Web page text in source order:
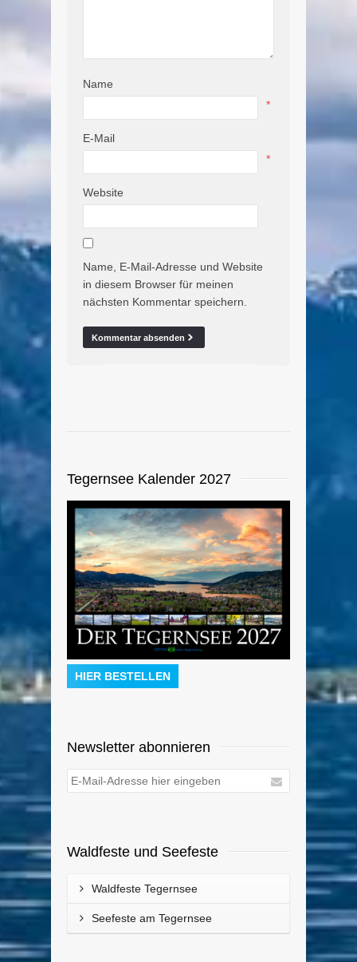
Name
*
E-Mail
*
Website
Name, E-Mail-Adresse und Website
in diesem Browser für meinen
nächsten Kommentar speichern.
Tegernsee Kalender 2027
HIER BESTELLEN
Newsletter abonnieren
Waldfeste und Seefeste
Waldfeste Tegernsee
Seefeste am Tegernsee